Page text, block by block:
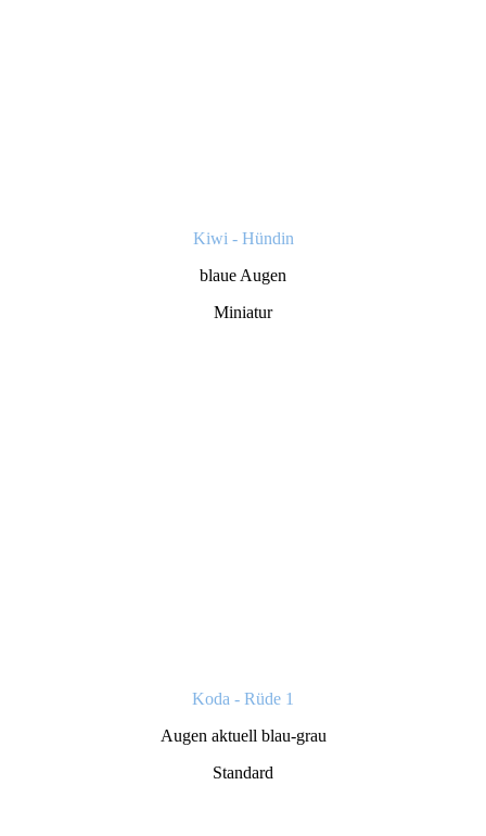
Kiwi - Hündin
blaue Augen
Miniatur
Koda - Rüde 1
Augen aktuell blau-grau
Standard